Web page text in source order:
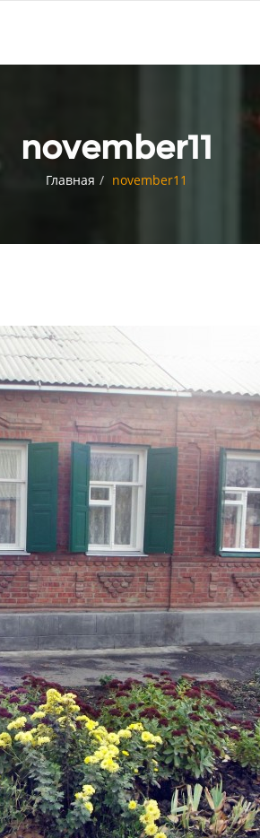
november11
Главная november11